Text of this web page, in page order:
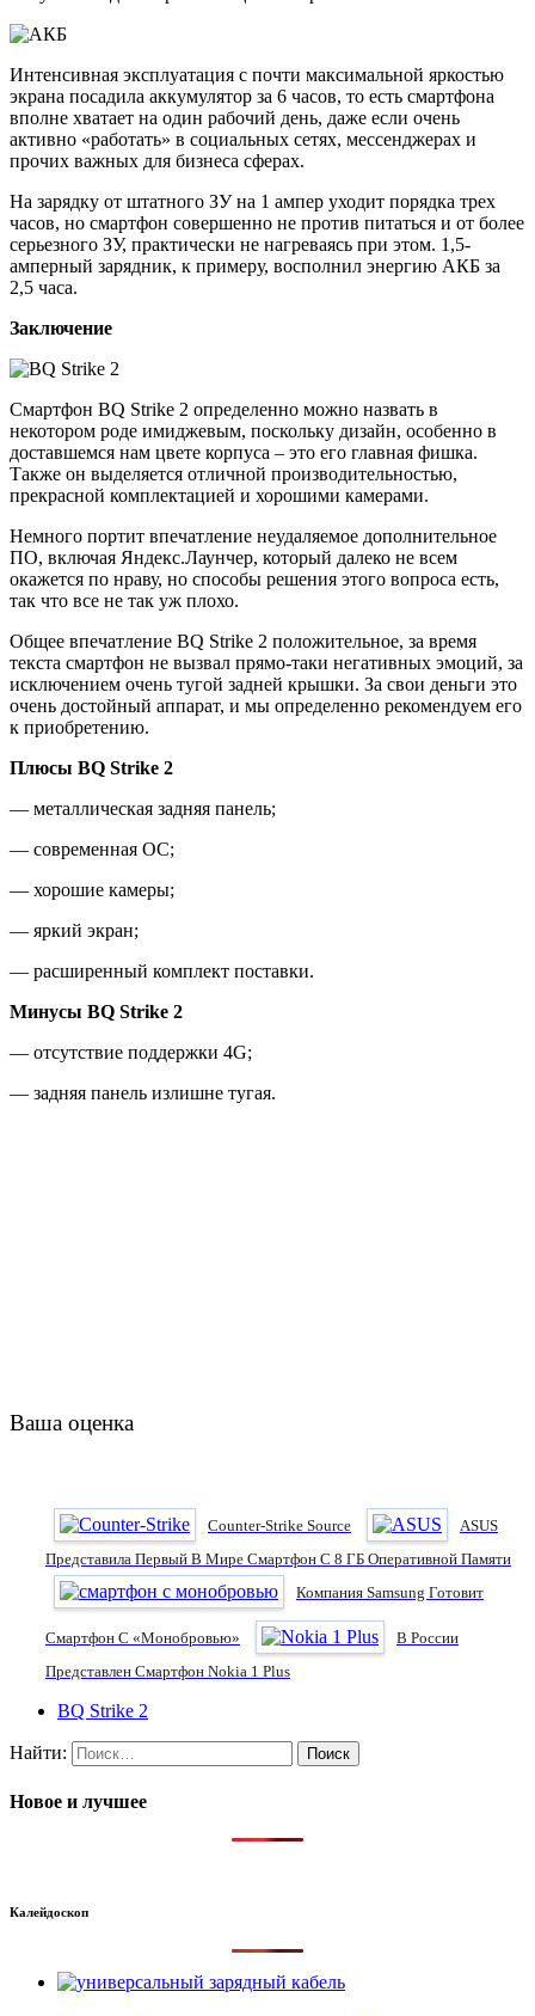
Интенсивная эксплуатация с почти максимальной яркостью
экрана посадила аккумулятор за 6 часов, то есть смартфона
вполне хватает на один рабочий день, даже если очень
активно «работать» в социальных сетях, мессенджерах и
прочих важных для бизнеса сферах.
На зарядку от штатного ЗУ на 1 ампер уходит порядка трех
часов, но смартфон совершенно не против питаться и от более
серьезного ЗУ, практически не нагреваясь при этом. 1,5-
амперный зарядник, к примеру, восполнил энергию АКБ за
2,5 часа.
Заключение
Смартфон BQ Strike 2 определенно можно назвать в
некотором роде имиджевым, поскольку дизайн, особенно в
доставшемся нам цвете корпуса – это его главная фишка.
Также он выделяется отличной производительностью,
прекрасной комплектацией и хорошими камерами.
Немного портит впечатление неудаляемое дополнительное
ПО, включая Яндекс.Лаунчер, который далеко не всем
окажется по нраву, но способы решения этого вопроса есть,
так что все не так уж плохо.
Общее впечатление BQ Strike 2 положительное, за время
текста смартфон не вызвал прямо-таки негативных эмоций, за
исключением очень тугой задней крышки. За свои деньги это
очень достойный аппарат, и мы определенно рекомендуем его
к приобретению.
Плюсы BQ Strike 2
— металлическая задняя панель;
— современная ОС;
— хорошие камеры;
— яркий экран;
— расширенный комплект поставки.
Минусы BQ Strike 2
— отсутствие поддержки 4G;
— задняя панель излишне тугая.
Ваша оценка
Counter-Strike Source
ASUS
Представила Первый В Мире Смартфон С 8 ГБ Оперативной Памяти
Компания Samsung Готовит
Смартфон С «монобровью»
В России
Представлен Смартфон Nokia 1 Plus
BQ Strike 2
Найти:
Новое и лучшее
Калейдоскоп